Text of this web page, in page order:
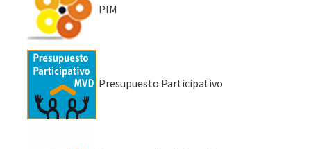
PIM
Presupuesto Participativo